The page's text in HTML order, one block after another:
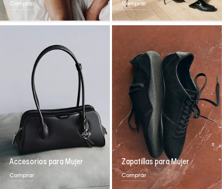
Comprar Comprar
Accesorios para Mujer
Comprar
Zapatillas para Mujer
Comprar